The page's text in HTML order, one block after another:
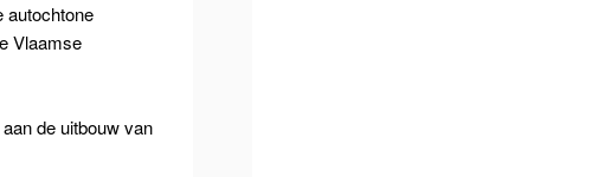
autochtone
Vlaamse
de uitbouw van